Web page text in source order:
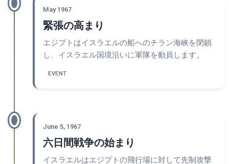
May 1967
緊張の高まり
エジプトはイスラエルの船へのチラン海峡を閉鎖
し、イスラエル国境沿いに軍隊を動員します。
EVENT
June 5, 1967
六日間戦争の始まり
イスラエルはエジプトの飛行場に対して先制攻撃